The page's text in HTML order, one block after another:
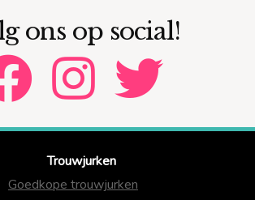
ons op social!
Trouwjurken
Goedkope trouwjurken